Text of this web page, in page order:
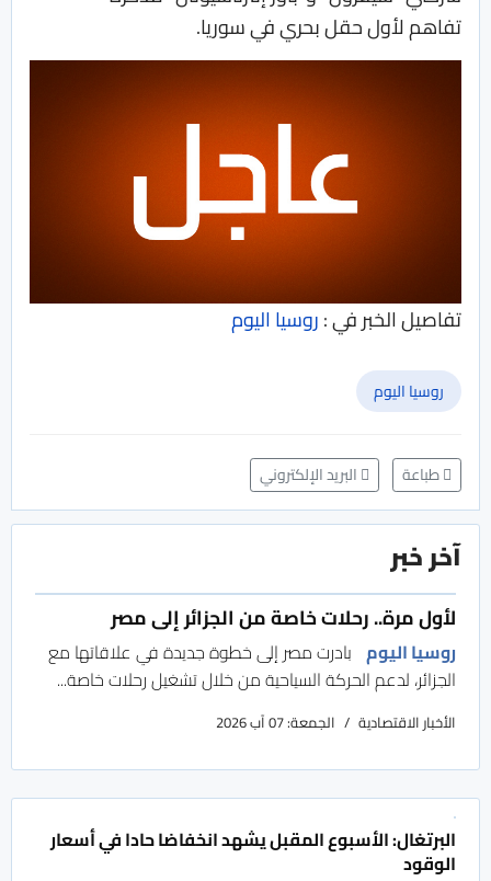
تفاهم لأول حقل بحري في سوريا.
تفاصيل الخبر في :روسيا اليوم
روسيا اليوم
طباعة البريد الإلكتروني
آخر خبر
لأول مرة.. رحلات خاصة من الجزائر إلى مصر
روسيا اليوم بادرت مصر إلى خطوة جديدة في علاقاتها مع
الجزائر، لدعم الحركة السياحية من خلال تشغيل رحلات خاصة...
الأخبار الاقتصادية الجمعة: 07 آب 2026
البرتغال: الأسبوع المقبل يشهد انخفاضا حادا في أسعار
الوقود